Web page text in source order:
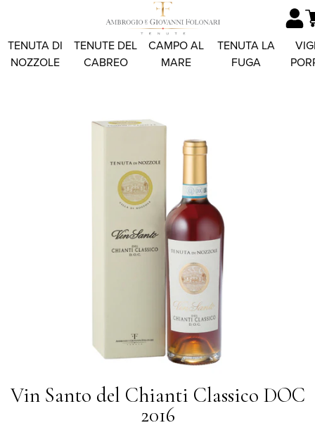
TENUTA DI
NOZZOLE
TENUTE DEL
CABREO
CAMPO AL
MARE
TENUTA LA
FUGA
Vin Santo del Chianti Classico DOC
2016